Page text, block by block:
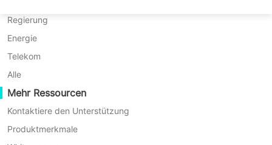
P2P-Migration
C2C-Migration
C2V-Migration
P2C-Migration
Wiederherstellbarkeit
VM-Wiederherstellungsüberprüfung
OS-Wiederherstellungsüberprüfung
Huawei FusionCompute
Red Hat Virtualization
Oracle OLVM
XenServer/Citrix Hypervisor
KayGrid
InCloud Sphere
Arcfra
Regierung
Energie
Telekom
Alle
Mehr Ressourcen
Kontaktiere den Unterstützung
Produktmerkmale
Zuletzt aktualisiert: 10.
Juni 2025
„unser“) beschreibt, wie und warum wir möglicherweise
Ihre personenbezogenen Daten erheben, verwenden,
speichern, übertragen, schützen und/oder offenlegen,